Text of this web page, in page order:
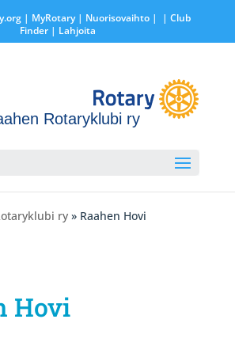
| MyRotary | Nuorisovaihto|
| Club
Finder| Lahjoita
Rotaryklubi ry
ry » Raahen Hovi
Hovi